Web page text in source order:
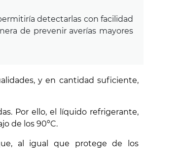
detectarlas con facilidad
de prevenir averías mayores
y en cantidad suficiente,
Por ello, el líquido refrigerante,
de los 90ºC.
al igual que protege de los